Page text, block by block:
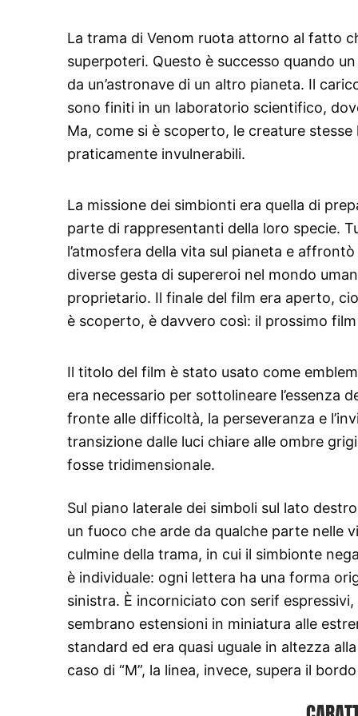
La trama di Venom ruota attorno al fatto
superpoteri. Questo è successo quando
da un’astronave di un altro pianeta. Il
sono finiti in un laboratorio scientifico,
Ma, come si è scoperto, le creature
praticamente invulnerabili.
La missione dei simbionti era quella di
parte di rappresentanti della loro specie.
l’atmosfera della vita sul pianeta e
diverse gesta di supereroi nel mondo
proprietario. Il finale del film era aperto,
è scoperto, è davvero così: il prossimo
Il titolo del film è stato usato come
era necessario per sottolineare l’essenza
fronte alle difficoltà, la perseveranza e
transizione dalle luci chiare alle ombre
fosse tridimensionale.
Sul piano laterale dei simboli sul lato
un fuoco che arde da qualche parte nelle
culmine della trama, in cui il simbionte
è individuale: ogni lettera ha una forma
sinistra. È incorniciato con serif espressivi,
sembrano estensioni in miniatura alle
standard ed era quasi uguale in altezza
caso di “M”, la linea, invece, supera il